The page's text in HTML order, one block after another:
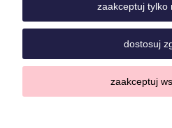
Sklep
zaakceptuj tylko
dostosuj
zaakceptuj
Twój email